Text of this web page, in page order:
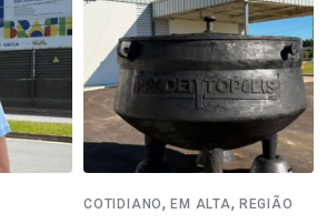
COTIDIANO,EM ALTA, REGIÃO